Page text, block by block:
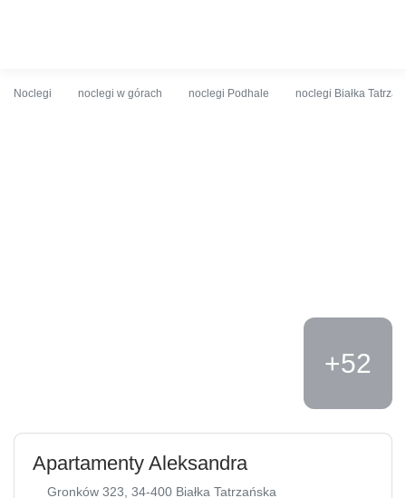
Noclegi noclegi w górach noclegi Podhale noclegi Białka
+52
Apartamenty Aleksandra
Gronków 323 , 34-400 Białka Tatrzańska